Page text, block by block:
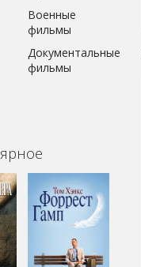
Военные
фильмы
Документальные
фильмы